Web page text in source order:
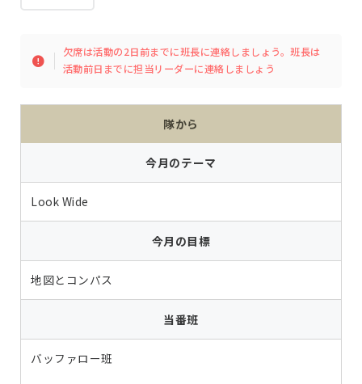
欠席は活動の2日前までに班長に連絡しましょう。班長は
活動前日までに担当リーダーに連絡しましょう
隊から
今月のテーマ
Look Wide
今月の目標
地図とコンパス
当番班
バッファロー班